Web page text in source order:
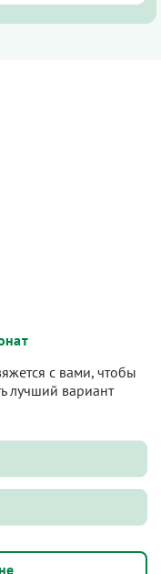
с вами, чтобы
лучший вариант